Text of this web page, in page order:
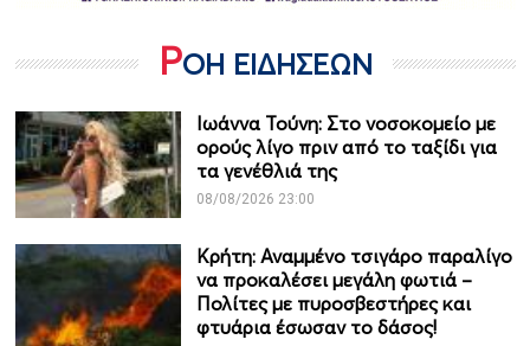
ΡΟΗ ΕΙΔΗΣΕΩΝ
Ιωάννα Τούνη: Στο νοσοκομείο με
ορούς λίγο πριν από το ταξίδι για
τα γενέθλιά της
08/08/2026 23:00
Κρήτη: Αναμμένο τσιγάρο παραλίγο
να προκαλέσει μεγάλη φωτιά –
Πολίτες με πυροσβεστήρες και
φτυάρια έσωσαν το δάσος!